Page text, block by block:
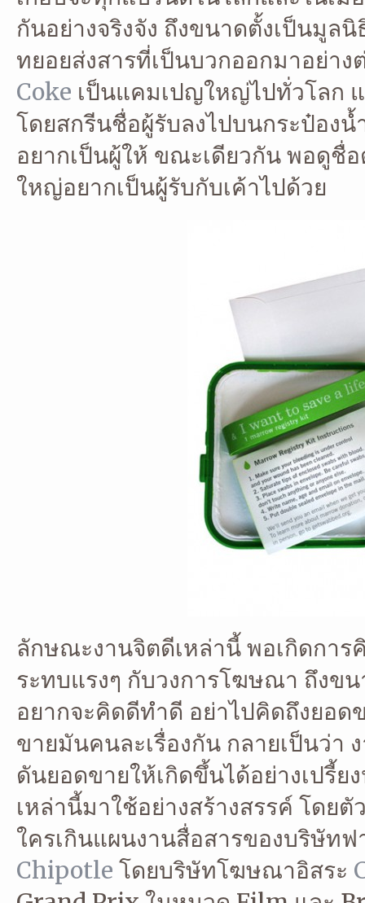
กันอย่างจริงจัง ถึงขนาดตั้งเป็นมูล
ทยอยส่งสารที่เป็นบวกออกมาอย่า
Coke เป็นแคมเปญใหญ่ไปทั่วโลก
โดยสกรีนชื่อผู้รับลงไปบนกระป๋องน้
อยากเป็นผู้ให้ ขณะเดียวกัน พอดูชื่
ใหญ่อยากเป็นผู้รับกับเค้าไปด้วย
ลักษณะงานจิตดีเหล่านี้ พอเกิดการ
ระทบแรงๆ กับวงการโฆษณา ถึงข
อยากจะคิดดีทำดี อย่าไปคิดถึงยอด
ขายมันคนละเรื่องกัน กลายเป็นว่า
ดันยอดขายให้เกิดขึ้นได้อย่างเปรี้ย
เหล่านี้มาใช้อย่างสร้างสรรค์ โดย
ใครเกินแผนงานสื่อสารของบริษัท
Chipotle โดยบริษัทโฆษณาอิสระ